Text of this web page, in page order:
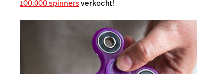
100.000 spinnersverkocht!